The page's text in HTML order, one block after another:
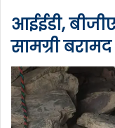
आईईडी,
सामग्री बरामद